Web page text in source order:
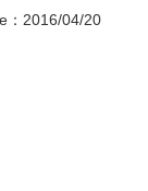
：2016/04/20